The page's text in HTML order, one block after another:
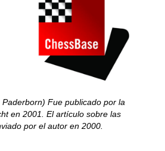
Fue publicado por la
en 2001. El artículo sobre las
por el autor en 2000.